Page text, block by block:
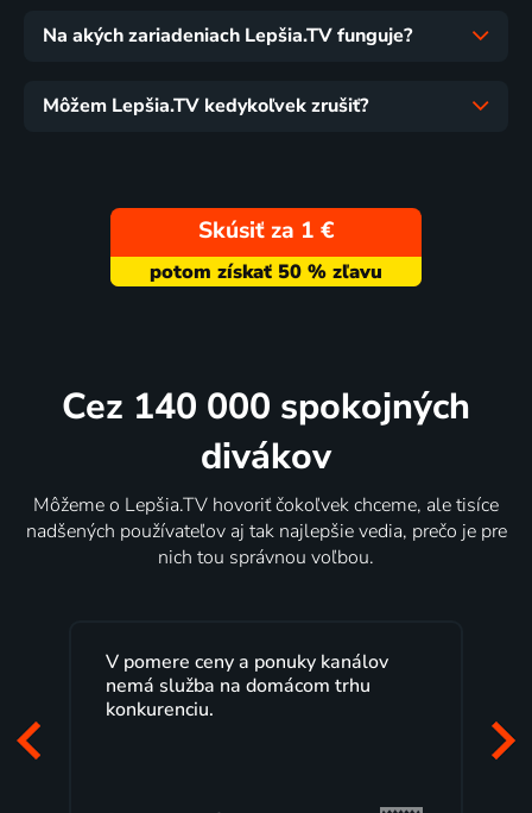
Na akých zariadeniach Lepšia.TV funguje?
Môžem Lepšia.TV kedykoľvek zrušiť?
Skúsiť za 1 €
Cez 140 000 spokojných
divákov
Môžeme o Lepšia.TV hovoriť čokoľvek chceme, ale tisíce
nadšených používateľov aj tak najlepšie vedia, prečo je pre
nich tou správnou voľbou.
V pomere ceny a ponuky kanálov
nemá služba na domácom trhu
konkurenciu.